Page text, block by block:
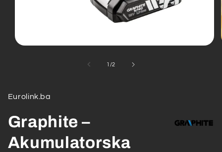
1 /od
2
Eurolink.ba
Graphite –
Akumulatorska